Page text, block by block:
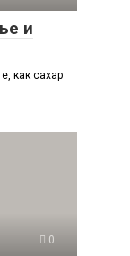
и
как сахар
0